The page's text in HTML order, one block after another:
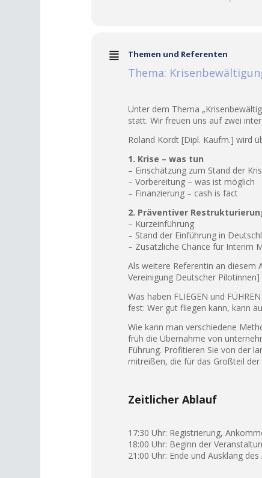
Themen und Referenten
Thema:
Unter dem Thema
statt. Wir freuen uns auf zwei
Roland Kordt [Dipl. Kaufm.] wird
1. Krise – was tun
– Einschätzung zum Stand der
– Vorbereitung – was ist möglich
– Finanzierung – cash is fact
2. Präventiver
– Kurzeinführung
– Stand der Einführung in
– Zusätzliche Chance für Interim
Als weitere Referentin an diesem
Vereinigung Deutscher
Was haben FLIEGEN und
fest: Wer gut fliegen kann, kann
Wie kann man verschiedene
früh die Übernahme von
Führung. Profitieren Sie von der
mitreißen, die für das Großteil
Zeitlicher Ablauf
17:30 Uhr: Registrierung,
18:00 Uhr: Beginn der
21:00 Uhr: Ende und Ausklang